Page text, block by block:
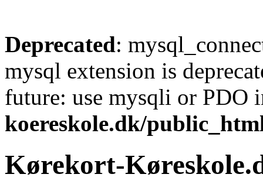
Deprecated:
mysql extension is
future: use mysqli or PDO
koereskole.dk/
Kørekort-